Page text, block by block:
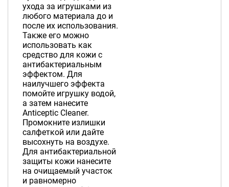
ухода за игрушками из
любого материала до и
после их использования.
Также его можно
использовать как
средство для кожи с
антибактериальным
эффектом. Для
наилучшего эффекта
помойте игрушку водой,
а затем нанесите
Anticeptic Cleaner.
Промокните излишки
салфеткой или дайте
высохнуть на воздухе.
Для антибактериальной
защиты кожи нанесите
на очищаемый участок
и равномерно